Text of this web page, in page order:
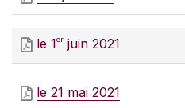
le 1er juin 2021
le 21 mai 2021